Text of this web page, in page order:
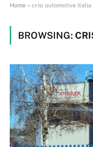
Home » crisi automotive Italia
BROWSING: